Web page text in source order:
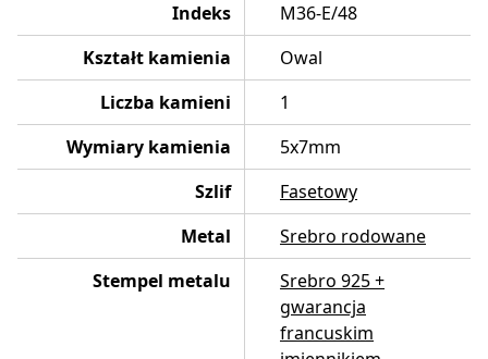
Indeks
M36-E/48
Kształt kamienia
Owal
Liczba kamieni
1
Wymiary kamienia
5x7mm
Szlif
Fasetowy
Metal
Srebro rodowane
Stempel metalu
Srebro 925 +
gwarancja
francuskim